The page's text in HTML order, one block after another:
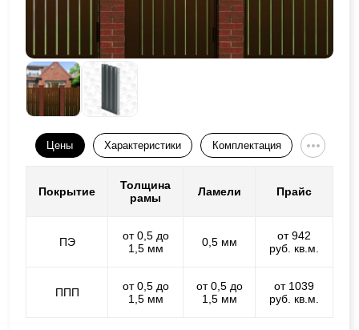
Цены Характеристики Комплектация
Покрытие
Толщина
рамы
Ламели Прайс
ПЭ
от 0,5 до
1,5 мм
0,5 мм
от 942
руб. кв.м.
ППП
от 0,5 до
1,5 мм
от 0,5 до
1,5 мм
от 1039
руб. кв.м.